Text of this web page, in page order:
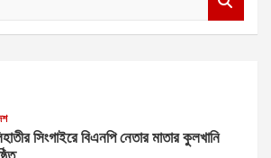
সিংগাইরে বিএনপি নেতার মাতার কুলখানি